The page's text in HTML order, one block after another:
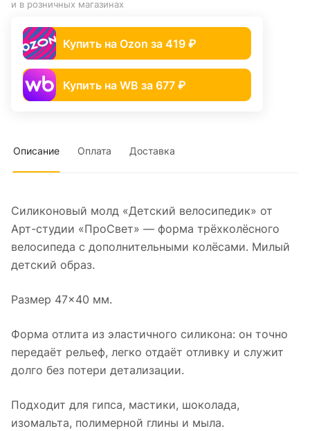
и в розничных магазинах
Купить на Ozon за 419 ₽
Купить на WB за 677 ₽
Описание Оплата Доставка
Силиконовый молд «Детский велосипедик» от
Арт-студии «ПроСвет» — форма трёхколёсного
велосипеда с дополнительными колёсами. Милый
детский образ.
Размер 47×40 мм.
Форма отлита из эластичного силикона: он точно
передаёт рельеф, легко отдаёт отливку и служит
долго без потери детализации.
Подходит для гипса, мастики, шоколада,
изомальта, полимерной глины и мыла.